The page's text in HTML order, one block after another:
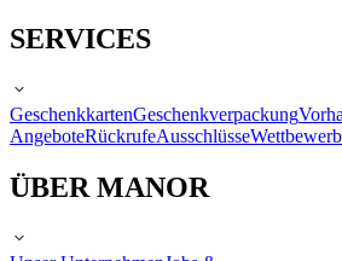
SERVICES
GeschenkkartenGeschenkverpackung
AngeboteRückrufeAusschlüsse
ÜBER MANOR